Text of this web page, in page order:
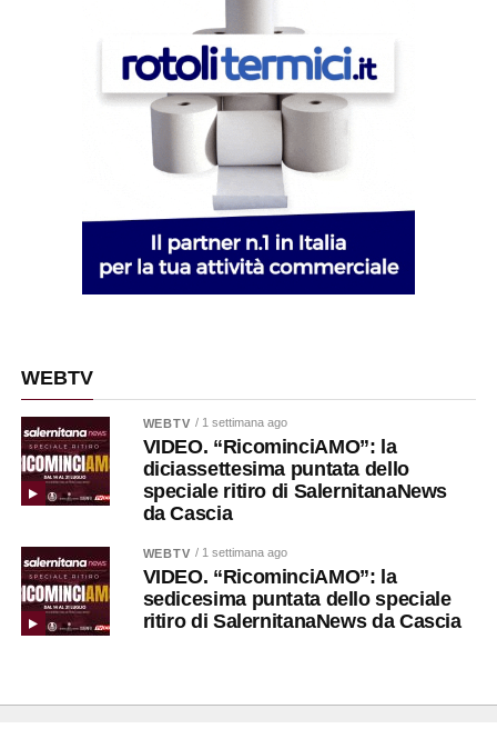
WEBTV
WEBTV / 1 settimana ago
VIDEO. “RicominciAMO”: la
diciassettesima puntata dello
speciale ritiro di SalernitanaNews
da Cascia
WEBTV / 1 settimana ago
VIDEO. “RicominciAMO”: la
sedicesima puntata dello speciale
ritiro di SalernitanaNews da Cascia